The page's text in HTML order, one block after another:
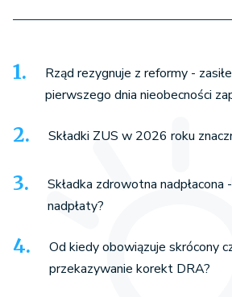
Rząd rezygnuje z reformy -
pierwszego dnia nieobecności
Składki ZUS w 2026 roku
Składka zdrowotna
nadpłaty?
Od kiedy obowiązuje skrócony
przekazywanie korekt DRA?